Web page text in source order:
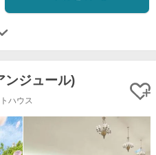
ンジュール)
ハウス